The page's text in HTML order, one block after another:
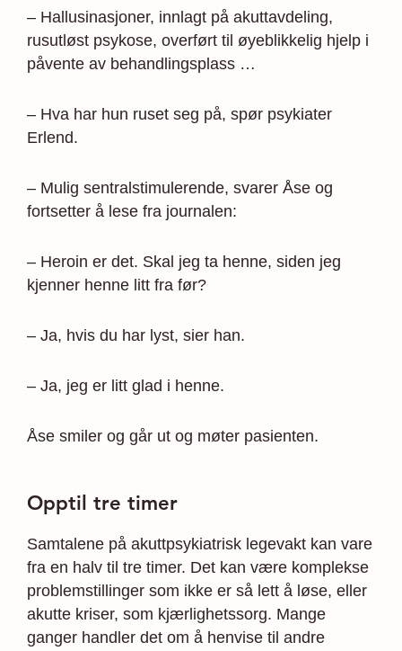
– Hallusinasjoner, innlagt på akuttavdeling,
rusutløst psykose, overført til øyeblikkelig hjelp i
påvente av behandlingsplass …
– Hva har hun ruset seg på, spør psykiater
Erlend.
– Mulig sentralstimulerende, svarer Åse og
fortsetter å lese fra journalen:
– Heroin er det. Skal jeg ta henne, siden jeg
kjenner henne litt fra før?
– Ja, hvis du har lyst, sier han.
– Ja, jeg er litt glad i henne.
Åse smiler og går ut og møter pasienten.
Opptil tre timer
Samtalene på akuttpsykiatrisk legevakt kan vare
fra en halv til tre timer. Det kan være komplekse
problem­stillinger som ikke er så lett å løse, eller
akutte kriser, som kjærlighetssorg. Mange
ganger handler det om å henvise til andre